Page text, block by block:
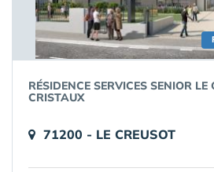
RÉSIDENCE SERVICES SENIOR LE
CRISTAUX
71200 - LE CREUSOT